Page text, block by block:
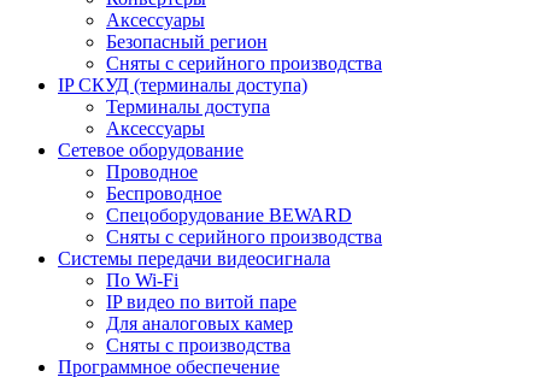
Аксессуары
Безопасный регион
Сняты с серийного производства
IP СКУД (терминалы доступа)
Терминалы доступа
Аксессуары
Сетевое оборудование
Проводное
Беспроводное
Спецоборудование BEWARD
Сняты с серийного производства
Системы передачи видеосигнала
По Wi-Fi
IP видео по витой паре
Для аналоговых камер
Сняты с производства
Программное обеспечение